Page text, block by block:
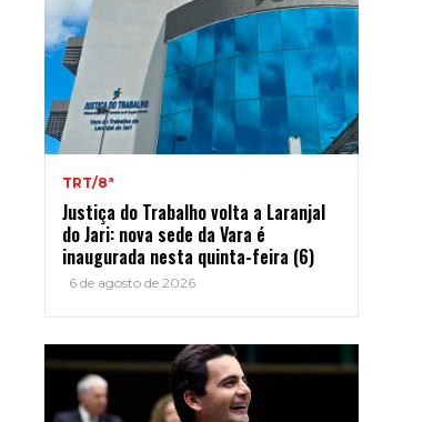
TRT/8ª
Justiça do Trabalho volta a Laranjal
do Jari: nova sede da Vara é
inaugurada nesta quinta-feira (6)
6 de agosto de 2026